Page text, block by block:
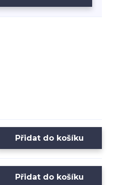
Přidat do košíku
Přidat do košíku